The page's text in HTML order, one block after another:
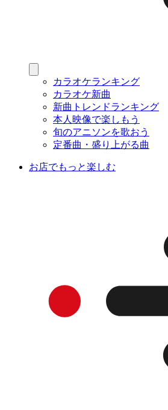
カラオケランキング
カラオケ新曲
新曲トレンドランキング
本人映像で楽しもう
旬のアニソンを歌おう
定番曲・盛り上がる曲
お店でもっと楽しむ